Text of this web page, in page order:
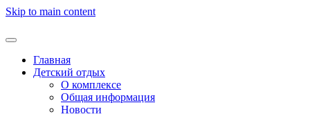
Skip to main content
Главная
Детский отдых
О комплексе
Общая информация
Новости